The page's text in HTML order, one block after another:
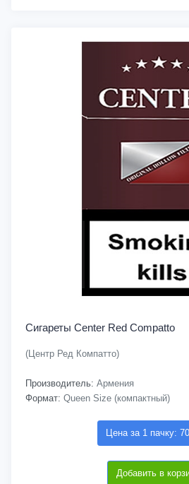
Сигареты Center Red Compatto
(Центр Ред Компатто)
Производитель: Армения
Формат: Queen Size (компактный)
Цена за 1 пачку:
Добавить в